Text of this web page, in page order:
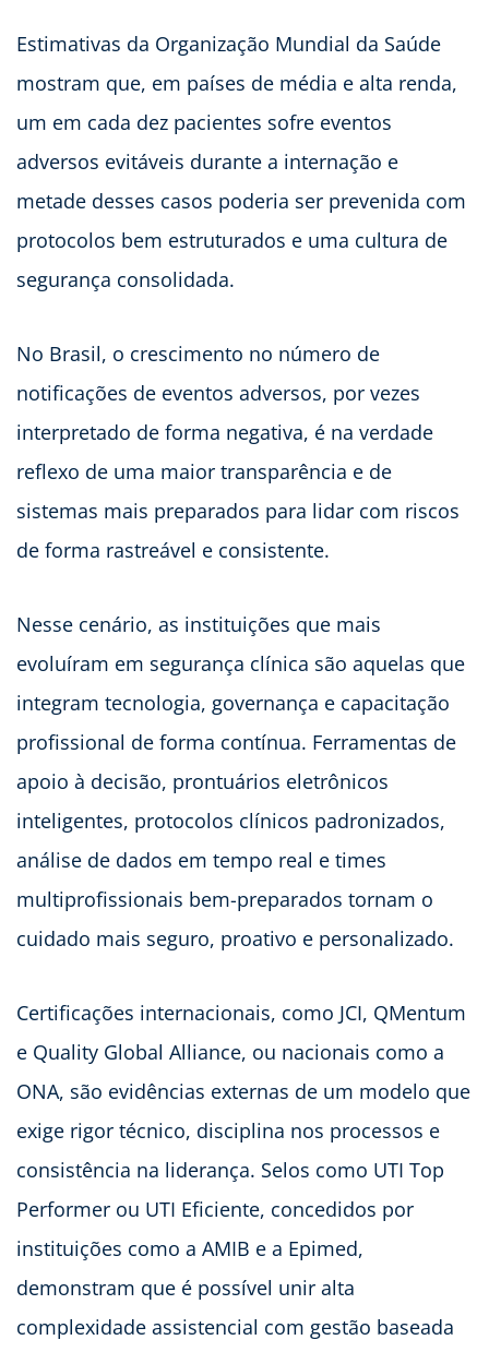
Estimativas da Organização Mundial da Saúde
mostram que, em países de média e alta renda,
um em cada dez pacientes sofre eventos
adversos evitáveis durante a internação e
metade desses casos poderia ser prevenida com
protocolos bem estruturados e uma cultura de
segurança consolidada.
No Brasil, o crescimento no número de
notificações de eventos adversos, por vezes
interpretado de forma negativa, é na verdade
reflexo de uma maior transparência e de
sistemas mais preparados para lidar com riscos
de forma rastreável e consistente.
Nesse cenário, as instituições que mais
evoluíram em segurança clínica são aquelas que
integram tecnologia, governança e capacitação
profissional de forma contínua. Ferramentas de
apoio à decisão, prontuários eletrônicos
inteligentes, protocolos clínicos padronizados,
análise de dados em tempo real e times
multiprofissionais bem-preparados tornam o
cuidado mais seguro, proativo e personalizado.
Certificações internacionais, como JCI, QMentum
e Quality Global Alliance, ou nacionais como a
ONA, são evidências externas de um modelo que
exige rigor técnico, disciplina nos processos e
consistência na liderança. Selos como UTI Top
Performer ou UTI Eficiente, concedidos por
instituições como a AMIB e a Epimed,
demonstram que é possível unir alta
complexidade assistencial com gestão baseada